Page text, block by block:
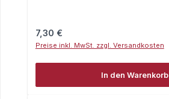
Regulärer Preis:
7,30 €
Preise inkl. MwSt. zzgl. Versandkosten
In den Warenkorb